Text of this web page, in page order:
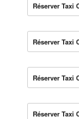
Réserver Taxi
Réserver Taxi
Réserver Taxi
Réserver Taxi